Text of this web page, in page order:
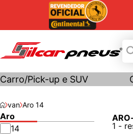
Carro/Pick-up e SUV
van Aro 14
Aro
14
1 -